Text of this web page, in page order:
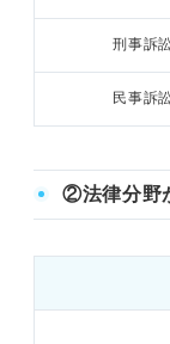
刑事訴
民事訴
②法律分野